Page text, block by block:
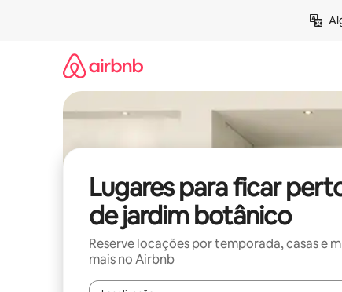
Lugares para ficar
de jardim botânico
Reserve locações por temporada, casas e
mais no Airbnb